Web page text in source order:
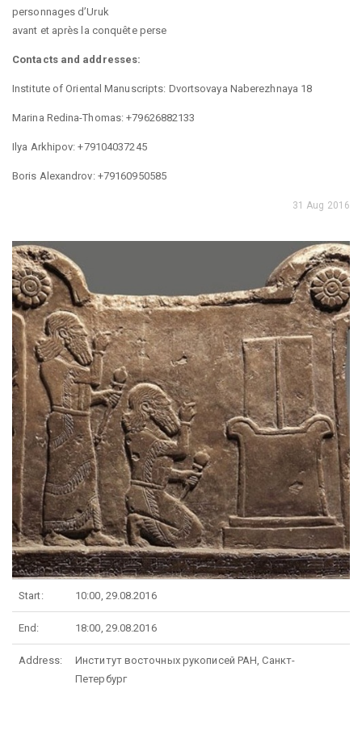
personnages d’Uruk
avant et après la conquête perse
Contacts and addresses:
Institute of Oriental Manuscripts: Dvortsovaya Naberezhnaya 18
Marina Redina-Thomas: +79626882133
Ilya Arkhipov: +79104037245
Boris Alexandrov: +79160950585
31 Aug 2016
Start: 10:00, 29.08.2016
End: 18:00, 29.08.2016
Address:
Институт восточных рукописей РАН, Санкт-
Петербург